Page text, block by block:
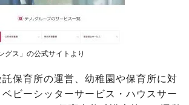
グス」の公式サイトより
保育所の運営、幼稚園や保育所に対
ビーシッターサービス・ハウスサー